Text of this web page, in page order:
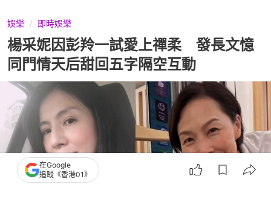
娛樂 即時娛樂
楊采妮因彭羚一試愛上禪柔 發長文憶
同門情天后甜回五字隔空互動
在Google
追蹤《香港01》